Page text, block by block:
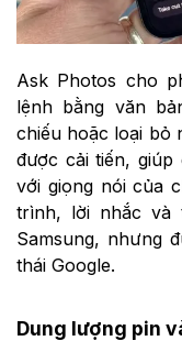
Ask Photos cho
lệnh bằng văn
chiếu hoặc loại bỏ
được cải tiến,
với giọng nói của
trình, lời nhắc và
Samsung, nhưng
thái Google.
Dung lượng pin